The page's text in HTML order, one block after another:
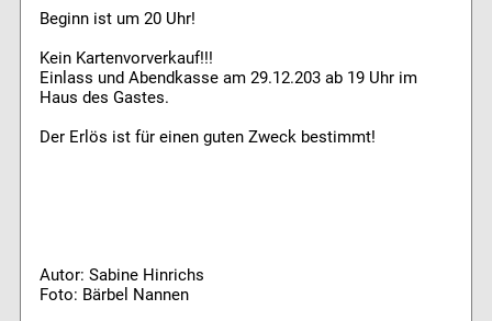
Beginn ist um 20 Uhr!
Kein Kartenvorverkauf!!!
Einlass und Abendkasse am 29.12.203 ab 19 Uhr im
Haus des Gastes.
Der Erlös ist für einen guten Zweck bestimmt!
Autor: Sabine Hinrichs
Foto: Bärbel Nannen